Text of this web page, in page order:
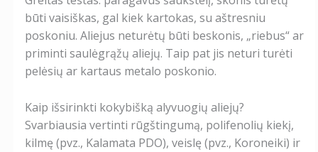
būti vaisiškas, gal kiek kartokas, su aštresniu
poskoniu. Aliejus neturėtų būti beskonis, „riebus“ ar
priminti saulėgrąžų aliejų. Taip pat jis neturi turėti
pelėsių ar kartaus metalo poskonio.
Kaip išsirinkti kokybišką alyvuogių aliejų?
Svarbiausia vertinti rūgštingumą, polifenolių kiekį,
kilmę (pvz., Kalamata PDO), veislę (pvz., Koroneiki) ir